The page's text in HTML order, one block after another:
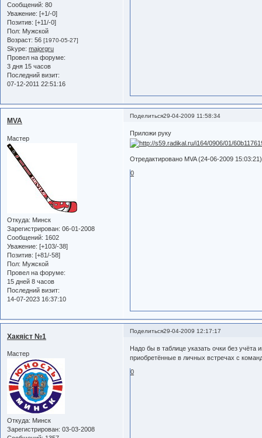
Сообщений: 80
Уважение: [+1/-0]
Позитив: [+11/-0]
Пол: Мужской
Возраст: 56 [1970-05-27]
Skype: majorgru
Провел на форуме:
3 дня 15 часов
Последний визит:
07-12-2011 22:51:16
Поделиться29-04-2009 11:58:34
MVA
Мастер
Откуда: Минск
Зарегистрирован: 06-01-2008
Сообщений: 1602
Уважение: [+103/-38]
Позитив: [+81/-58]
Пол: Мужской
Провел на форуме:
15 дней 8 часов
Последний визит:
14-07-2023 16:37:10
Приложи
Отредактировано MVA (24-06-2009 15:03:21)
0
Поделиться29-04-2009 12:17:17
Хакяiст №1
Мастер
Откуда: Минск
Зарегистрирован: 03-03-2008
Надо бы в таблице указать очки без учёта
приобретённые в личных встречах с
0